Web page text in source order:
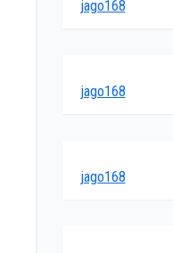
jago168
jago168
jago168